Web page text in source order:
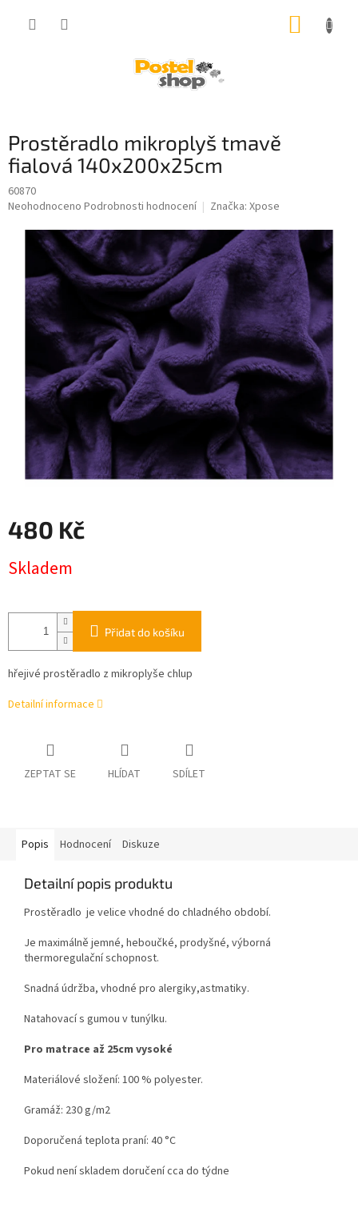
Prostěradlo mikroplyš tmavě
fialová 140x200x25cm
60870
Průměrné
produktu
hvězdiček.
Neohodnoceno Podrobnosti hodnocení Značka: Xpose
480 Kč
cena:
Skladem
Přidat do košíku
hřejivé prostěradlo z mikroplyše chlup
Detailní informace
ZEPTAT SE HLÍDAT SDÍLET
Popis Hodnocení Diskuze
Detailní popis produktu
Prostěradlo je velice vhodné do chladného období.
Je maximálně jemné, heboučké, prodyšné, výborná
thermoregulační schopnost.
Snadná údržba, vhodné pro alergiky,astmatiky.
Natahovací s gumou v tunýlku.
Pro matrace až 25cm vysoké
Materiálové složení: 100 % polyester.
Gramáž: 230 g/m2
Doporučená teplota praní: 40 °C
Pokud není skladem doručení cca do týdne